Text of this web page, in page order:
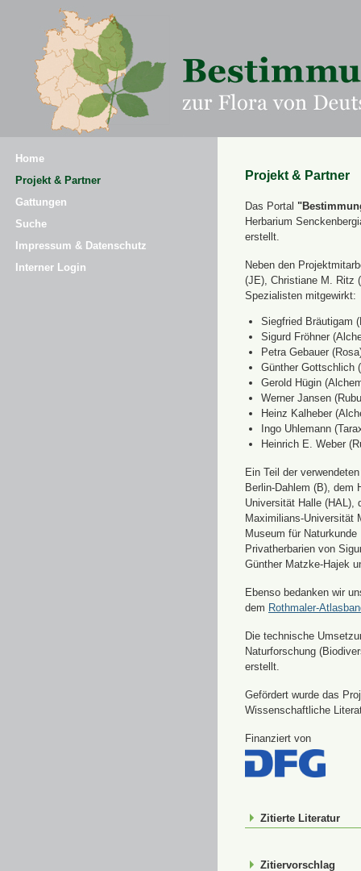
Home
Projekt & Partner
Gattungen
Suche
Impressum & Datenschutz
Interner Login
Projekt & Partner
Das Portal
Herbarium
erstellt.
Neben den
(JE), Christiane M. Ritz
Spezialisten mitgewirkt:
Siegfried Bräutigam
Sigurd Fröhner
Petra Gebauer
Günther Gottschlich
Gerold Hügin
Werner Jansen
Heinz Kalheber
Ingo Uhlemann
Heinrich E. Weber
Ein Teil der
Berlin-Dahlem (B), dem
Universität Halle (HAL),
Maximilians-Universität
Museum für
Privatherbarien von
Günther Matzke-Hajek
Ebenso bedanken wir
dem Rothmaler-
Die technische
Naturforschung
erstellt.
Gefördert wurde das
Wissenschaftliche
Finanziert von
Zitierte Literatur
Zitiervorschlag